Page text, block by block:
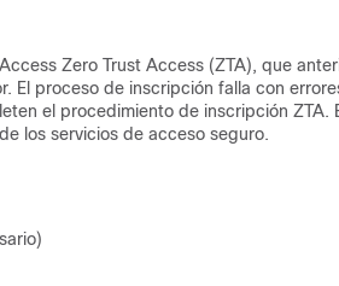
Zero Trust Access (ZTA), que
proceso de inscripción falla con
el procedimiento de inscripción ZTA.
los servicios de acceso seguro.